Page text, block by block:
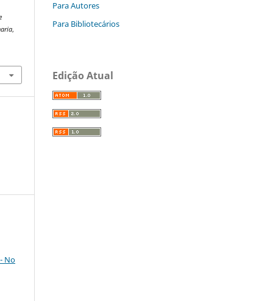
,
No
Para Autores
Para Bibliotecários
Edição Atual